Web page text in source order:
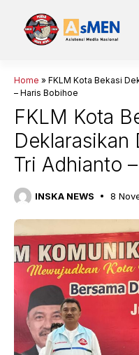
Home » FKLM Kota Bekasi
– Haris Bobihoe
FKLM Kota
Deklarasikan
Tri Adhianto
INSKA NEWS 8